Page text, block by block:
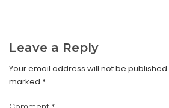
Leave a Reply
Your email address will not be published.
marked *